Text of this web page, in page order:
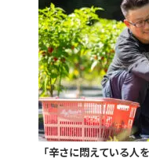
「辛さに悶えている人